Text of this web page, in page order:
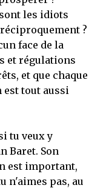
les idiots
?
face de la
et régulations
et que chaque
est tout aussi
tu veux y
Baret. Son
est important,
n'aimes pas, au